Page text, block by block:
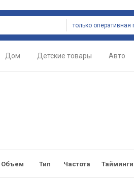
Дом Детские товары Авто
Объем Тип Частота Тайминги